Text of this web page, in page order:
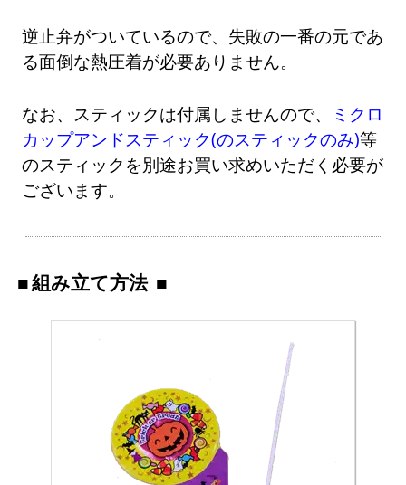
逆止弁がついているので、失敗の一番の元であ
る面倒な熱圧着が必要ありません。
なお、スティックは付属しませんので、
ミクロ
カップアンドスティック(のスティックのみ)等
のスティックを別途お買い求めいただく必要が
ございます。
組み立て方法